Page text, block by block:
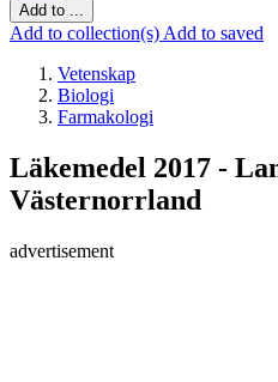
Add to ...
Add to collection(s) Add to saved
Vetenskap
Biologi
Farmakologi
Läkemedel 2017 -
Västernorrland
advertisement